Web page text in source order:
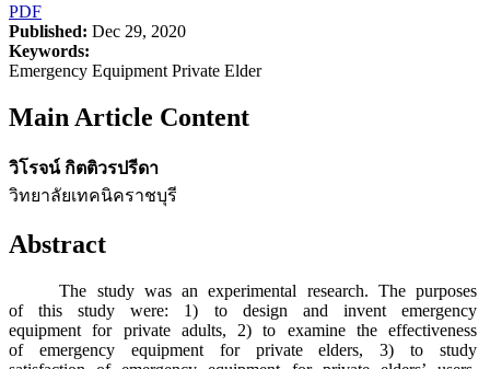
PDF
Published: Dec 29, 2020
Keywords:
Emergency Equipment Private Elder
Main Article Content
วิโรจน์ กิตติวรปรีดา
วิทยาลัยเทคนิคราชบุรี
Abstract
The study was an experimental research. The purposes
of this study were: 1) to design and invent emergency
equipment for private adults, 2) to examine the effectiveness
of emergency equipment for private elders, 3) to study